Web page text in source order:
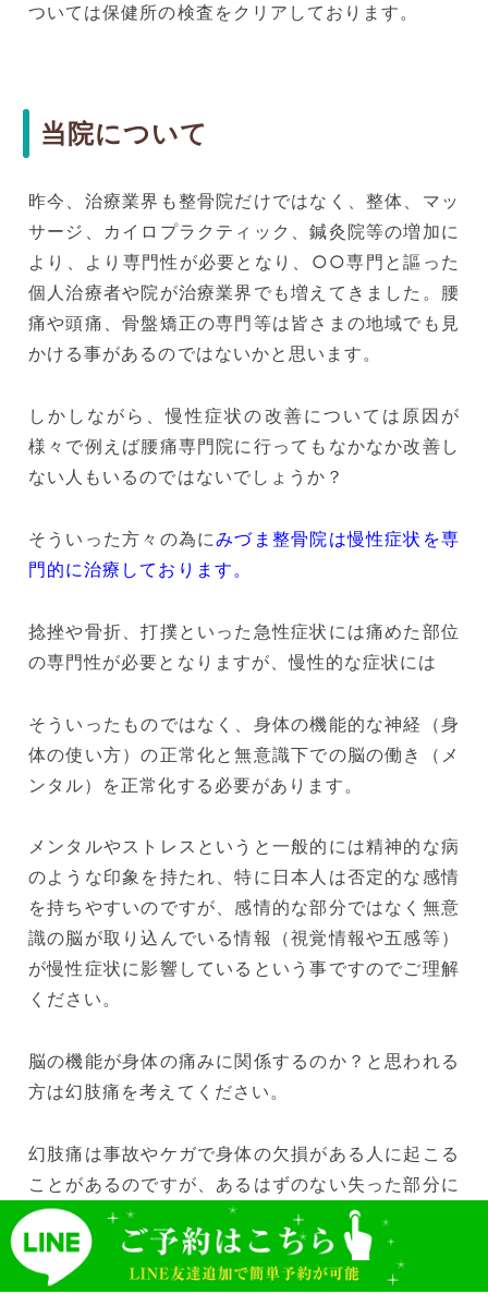
ついては保健所の検査をクリアしております。
当院について
昨今、治療業界も整骨院だけではなく、整体、マッ
サージ、カイロプラクティック、鍼灸院等の増加に
より、より専門性が必要となり、○○専門と謳った
個人治療者や院が治療業界でも増えてきました。腰
痛や頭痛、骨盤矯正の専門等は皆さまの地域でも見
かける事があるのではないかと思います。
しかしながら、慢性症状の改善については原因が
様々で例えば腰痛専門院に行ってもなかなか改善し
ない人もいるのではないでしょうか？
そういった方々の為にみづま整骨院は慢性症状を専
門的に治療しております。
捻挫や骨折、打撲といった急性症状には痛めた部位
の専門性が必要となりますが、慢性的な症状には
そういったものではなく、身体の機能的な神経（身
体の使い方）の正常化と無意識下での脳の働き（メ
ンタル）を正常化する必要があります。
メンタルやストレスというと一般的には精神的な病
のような印象を持たれ、特に日本人は否定的な感情
を持ちやすいのですが、感情的な部分ではなく無意
識の脳が取り込んでいる情報（視覚情報や五感等）
が慢性症状に影響しているという事ですのでご理解
ください。
脳の機能が身体の痛みに関係するのか？と思われる
方は幻肢痛を考えてください。
幻肢痛は事故やケガで身体の欠損がある人に起こる
ことがあるのですが、あるはずのない失った部分に
痛みを感じるという有名な話です。手がない人が手
が痛いと言われたら手が原因ではないことは明らか
です。その場合は脳で痛みを感じているという事に
LINEバナー